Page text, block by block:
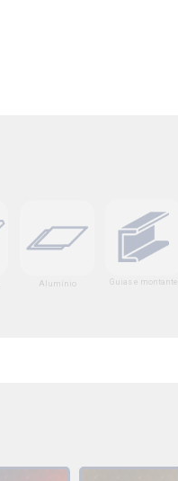
Alumínio Guias e montante